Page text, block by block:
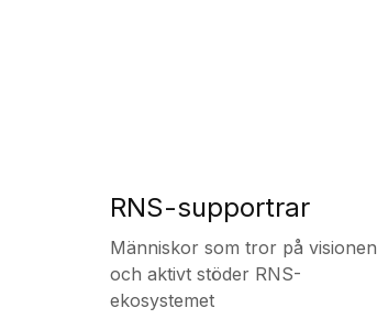
RNS-supportrar
Människor som tror på visionen
och aktivt stöder RNS-
ekosystemet